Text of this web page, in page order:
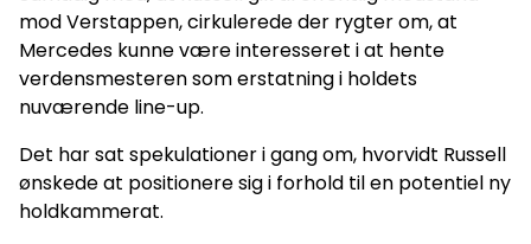
mod Verstappen, cirkulerede der rygter om, at
Mercedes kunne være interesseret i at hente
verdensmesteren som erstatning i holdets
nuværende line-up.
Det har sat spekulationer i gang om, hvorvidt Russell
ønskede at positionere sig i forhold til en potentiel ny
holdkammerat.